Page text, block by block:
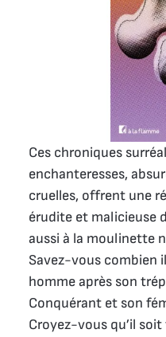
Ces chroniques
enchanteresses,
cruelles, offrent une
érudite et malicieuse
aussi à la moulinette
Savez-vous combien
homme après son
Conquérant et son
Croyez-vous qu’il